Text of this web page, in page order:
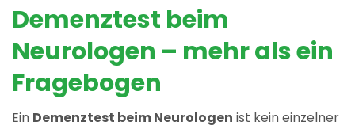
Demenztest beim
Neurologen – mehr als ein
Fragebogen
Ein Demenztest beim Neurologen ist kein einzelner